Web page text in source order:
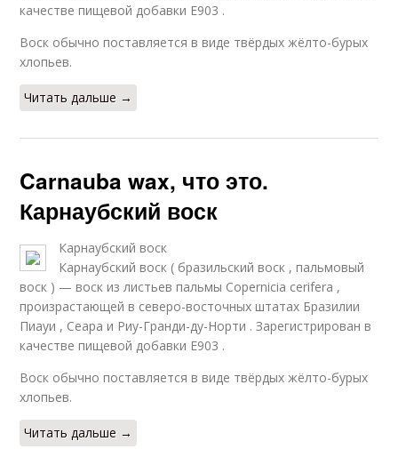
качестве пищевой добавки Е903 .
Воск обычно поставляется в виде твёрдых жёлто-бурых
хлопьев.
Читать дальше →
Carnauba wax, что это.
Карнаубский воск
Карнаубский воск
Карнаубский воск ( бразильский воск , пальмовый
воск ) — воск из листьев пальмы Copernicia cerifera ,
произрастающей в северо-восточных штатах Бразилии
Пиауи , Сеара и Риу-Гранди-ду-Норти . Зарегистрирован в
качестве пищевой добавки Е903 .
Воск обычно поставляется в виде твёрдых жёлто-бурых
хлопьев.
Читать дальше →